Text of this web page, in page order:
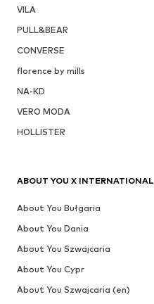
VILA
PULL&BEAR
CONVERSE
florence by mills
NA-KD
VERO MODA
HOLLISTER
ABOUT YOU X INTERNATIONAL
About You Bułgaria
About You Dania
About You Szwajcaria
About You Cypr
About You Szwajcaria (en)